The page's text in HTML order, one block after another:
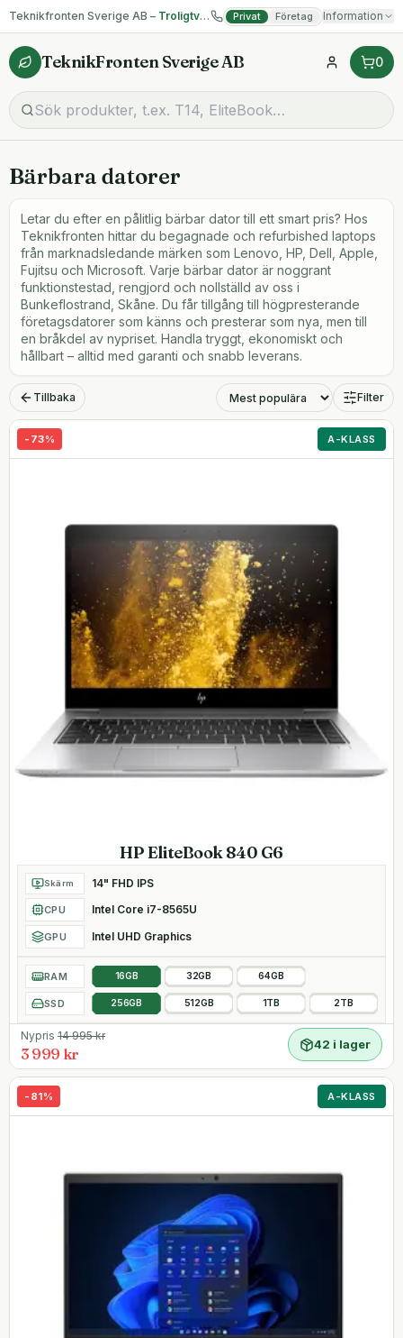
Teknikfronten Sverige AB – Troligtvis billigast på begagnad IT! Privat Företag Information
TeknikFronten Sverige AB 0
Bärbara datorer
Letar du efter en pålitlig bärbar dator till ett smart pris? Hos
Teknikfronten hittar du begagnade och refurbished laptops
från marknadsledande märken som Lenovo, HP, Dell, Apple,
Fujitsu och Microsoft. Varje bärbar dator är noggrant
funktionstestad, rengjord och nollställd av oss i
Bunkeflostrand, Skåne. Du får tillgång till högpresterande
företagsdatorer som känns och presterar som nya, men till
en bråkdel av nypriset. Handla tryggt, ekonomiskt och
hållbart – alltid med garanti och snabb leverans.
Tillbaka Filter
- 73% A-KLASS
HP EliteBook 840 G6
Skärm 14" FHD IPS
CPU Intel Core i7-8565U
GPU Intel UHD Graphics
RAM 16GB 32GB 64GB
SSD 256GB 512GB 1TB 2TB
Nypris 14 995kr
3 999 kr
42 i lager
- 81% A-KLASS